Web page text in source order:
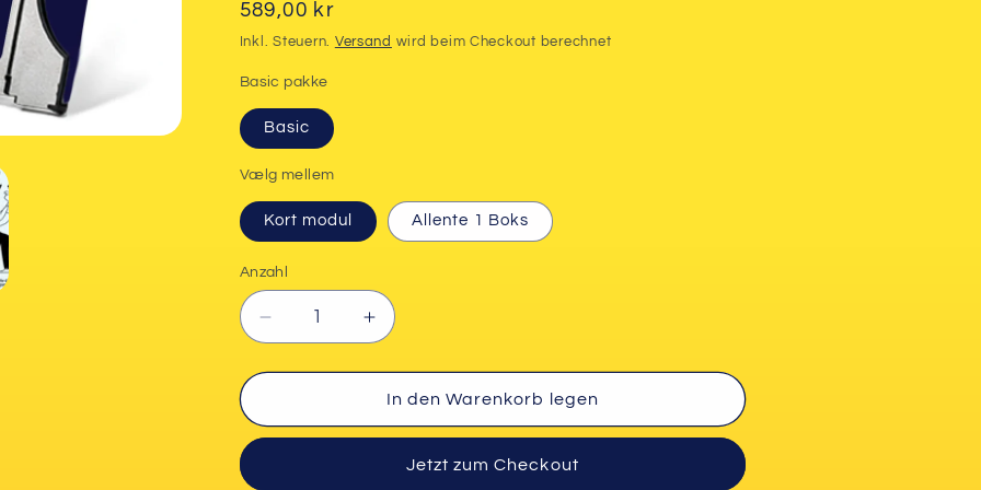
Normaler
Preis
589,00 kr
Inkl. Steuern. Versand wird beim Checkout berechnet
Basic pakke
Basic
Vælg mellem
Kort modul Allente 1 Boks
Anzahl
Verringere
die
Menge
Standard
Erhöhe
die
Menge
für
Standard
med
In den Warenkorb legen
Jetzt zum Checkout